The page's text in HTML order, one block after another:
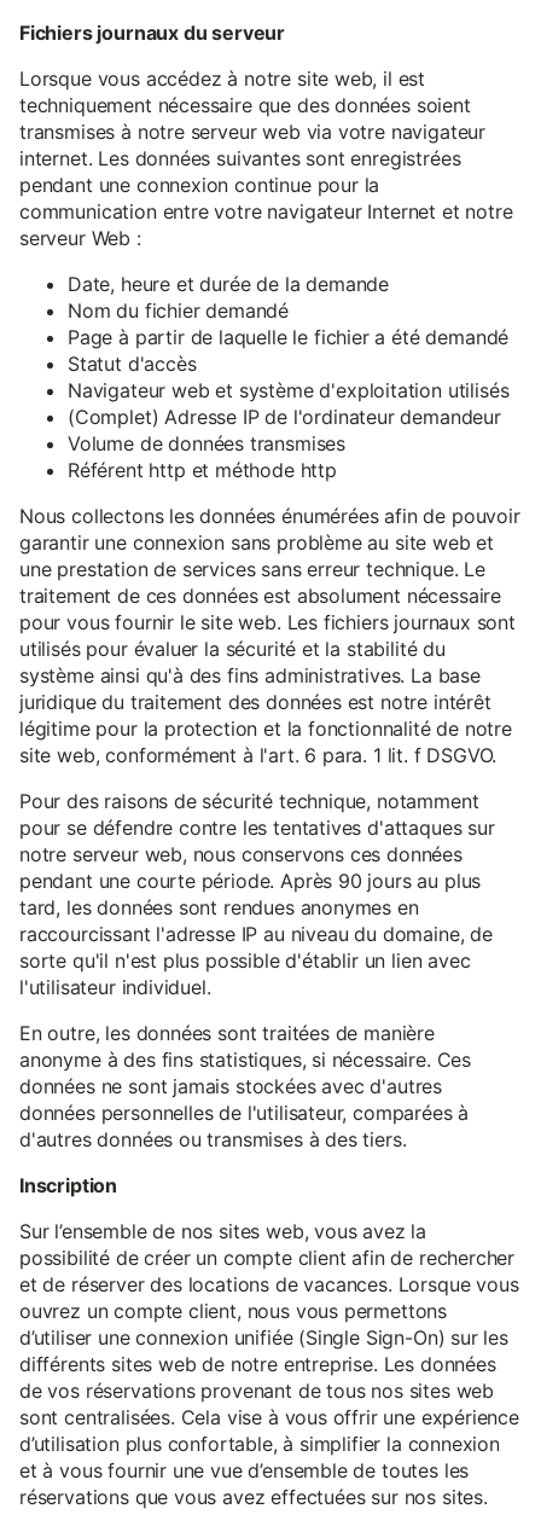
Fichiers journaux du serveur
Lorsque vous accédez à notre site web, il est
techniquement nécessaire que des données soient
transmises à notre serveur web via votre navigateur
internet. Les données suivantes sont enregistrées
pendant une connexion continue pour la
communication entre votre navigateur Internet et notre
serveur Web :
Date, heure et durée de la demande
Nom du fichier demandé
Page à partir de laquelle le fichier a été demandé
Statut d'accès
Navigateur web et système d'exploitation utilisés
(Complet) Adresse IP de l'ordinateur demandeur
Volume de données transmises
Référent http et méthode http
Nous collectons les données énumérées afin de pouvoir
garantir une connexion sans problème au site web et
une prestation de services sans erreur technique. Le
traitement de ces données est absolument nécessaire
pour vous fournir le site web. Les fichiers journaux sont
utilisés pour évaluer la sécurité et la stabilité du
système ainsi qu'à des fins administratives. La base
juridique du traitement des données est notre intérêt
légitime pour la protection et la fonctionnalité de notre
site web, conformément à l'art. 6 para. 1 lit. f DSGVO.
Pour des raisons de sécurité technique, notamment
pour se défendre contre les tentatives d'attaques sur
notre serveur web, nous conservons ces données
pendant une courte période. Après 90 jours au plus
tard, les données sont rendues anonymes en
raccourcissant l'adresse IP au niveau du domaine, de
sorte qu'il n'est plus possible d'établir un lien avec
l'utilisateur individuel.
En outre, les données sont traitées de manière
anonyme à des fins statistiques, si nécessaire. Ces
données ne sont jamais stockées avec d'autres
données personnelles de l'utilisateur, comparées à
d'autres données ou transmises à des tiers.
Inscription
Sur l’ensemble de nos sites web, vous avez la
possibilité de créer un compte client afin de rechercher
et de réserver des locations de vacances. Lorsque vous
ouvrez un compte client, nous vous permettons
d’utiliser une connexion unifiée (Single Sign-On) sur les
différents sites web de notre entreprise. Les données
de vos réservations provenant de tous nos sites web
sont centralisées. Cela vise à vous offrir une expérience
d’utilisation plus confortable, à simplifier la connexion
et à vous fournir une vue d’ensemble de toutes les
réservations que vous avez effectuées sur nos sites.